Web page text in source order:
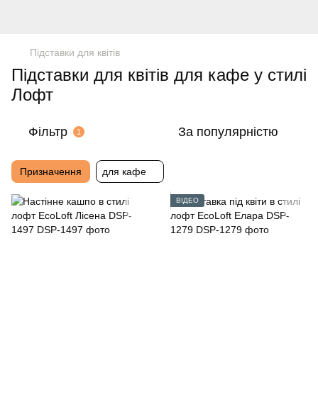
Підставки для квітів
Підставки для квітів для кафе у стилі
Лофт
Фільтр 1 За популярністю
Призначення для кафе
ВІДЕО